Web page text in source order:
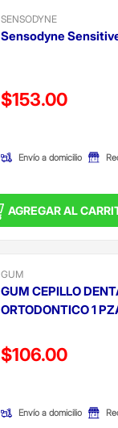
SENSODYNE
Sensodyne
Precio reducido de
$153.00
Envío a domicilio
AGREGAR AL
GUM
GUM CEPILLO
ORTODONTICO 1
Precio reducido de
$106.00
Envío a domicilio